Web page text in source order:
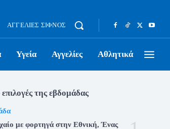
ΑΓΓΕΛΊΕΣ ΣΊΦΝΟΣ
Υγεία Αγγελίες Αθλητικά
της εβδομάδας
με φορτηγά στην Εθνική, Ένας